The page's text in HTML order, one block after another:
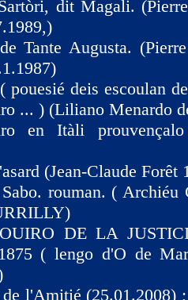
dit Magali.
Tante Augusta.
pouesié deis escoulan
... ) (Liliano Menardo
en Itàli
(Jean-Claude Forêt
rouman. ( Archiéu
DE LA
( lengo d'O de
l'Amitié (25.01.2008)